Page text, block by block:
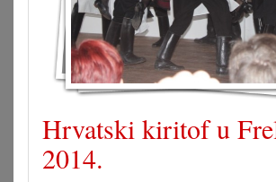
Hrvatski kiritof u
2014.